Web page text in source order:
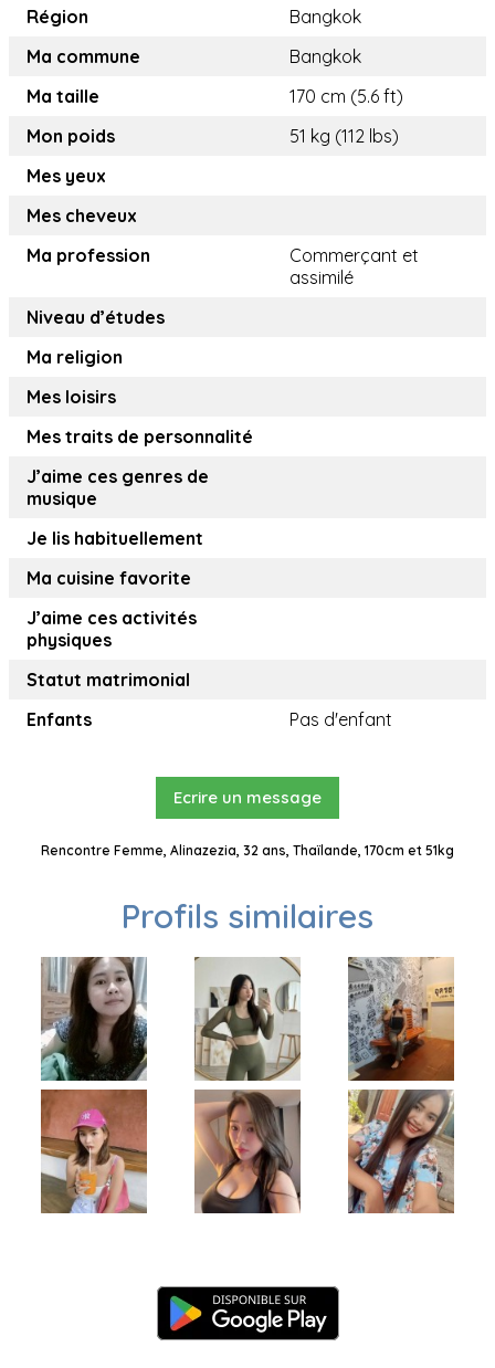
Région
Bangkok
Ma commune
Bangkok
Ma taille
170 cm (5.6 ft)
Mon poids
51 kg (112 lbs)
Mes yeux
Mes cheveux
Ma profession
Commerçant et
assimilé
Niveau d’études
Ma religion
Mes loisirs
Mes traits de personnalité
J’aime ces genres de
musique
Je lis habituellement
Ma cuisine favorite
J’aime ces activités
physiques
Statut matrimonial
Enfants
Pas d'enfant
Ecrire un message
Rencontre Femme, Alinazezia, 32 ans, Thaïlande, 170cm et 51kg
Profils similaires